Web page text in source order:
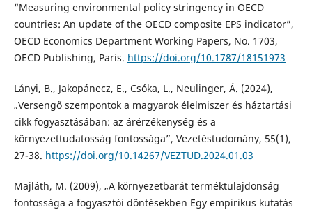
“Measuring environmental policy stringency in OECD
countries: An update of the OECD composite EPS indicator”,
OECD Economics Department Working Papers, No. 1703,
OECD Publishing, Paris. https://doi.org/10.1787/18151973
Lányi, B., Jakopánecz, E., Csóka, L., Neulinger, Á. (2024),
„Versengő szempontok a magyarok élelmiszer és háztartási
cikk fogyasztásában: az árérzékenység és a
környezettudatosság fontossága”, Vezetéstudomány, 55(1),
27-38. https://doi.org/10.14267/VEZTUD.2024.01.03
Majláth, M. (2009), „A környezetbarát terméktulajdonság
fontossága a fogyasztói döntésekben Egy empirikus kutatás